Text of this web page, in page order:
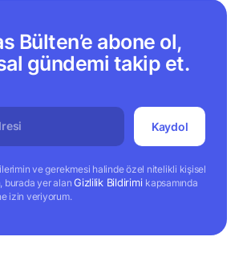
Bülten’e abone ol,
gündemi takip et.
Kaydol
ve gerekmesi halinde özel nitelikli kişisel
burada yer alanGizlilik Bildirimi kapsamında
izin veriyorum.